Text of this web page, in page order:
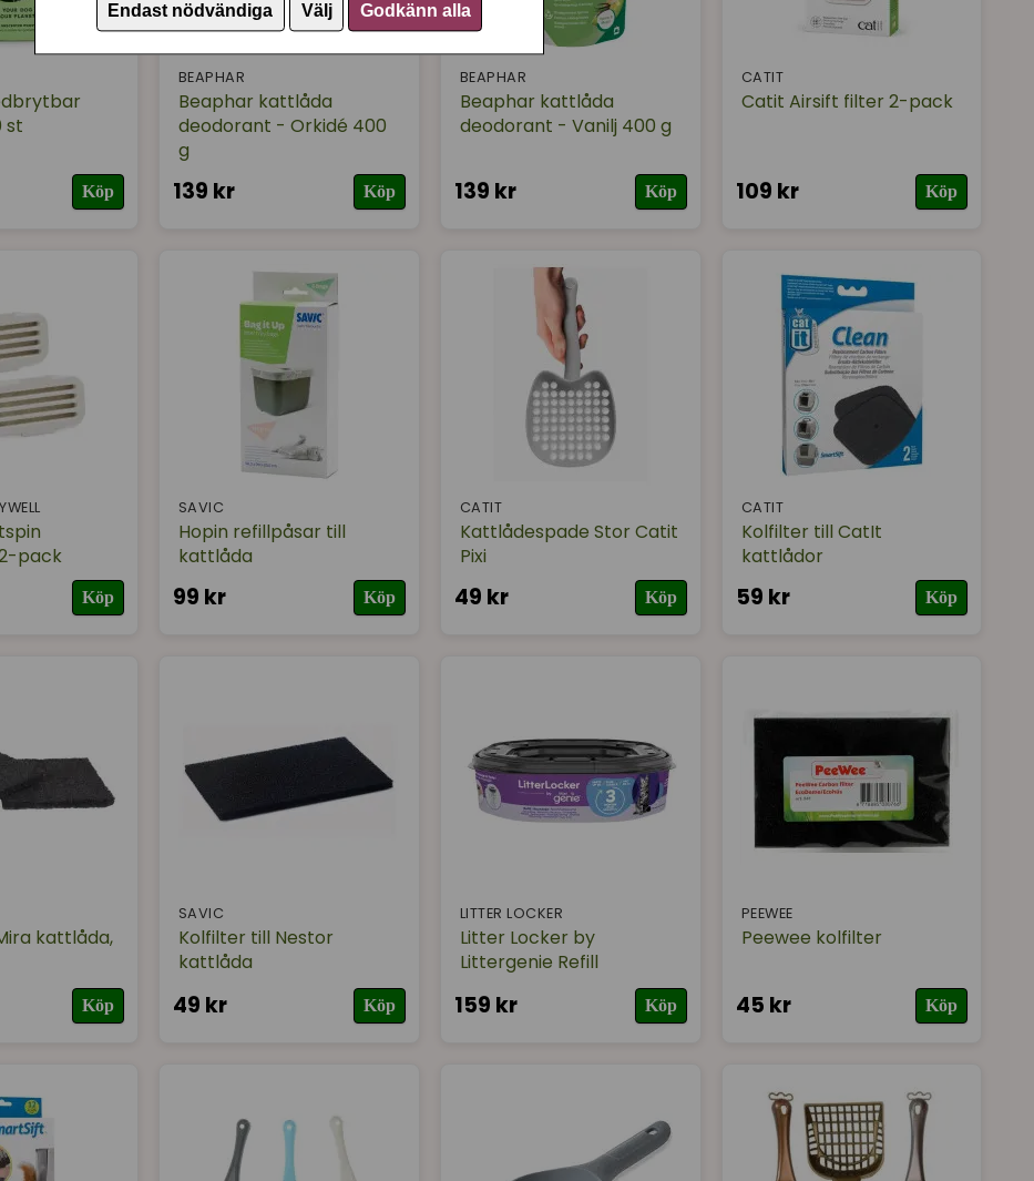
Endast nödvändiga Välj Godkänn alla
st
Köp
BEAPHAR
Beaphar kattlåda
deodorant - Orkidé 400
g
139 kr Köp
BEAPHAR
Beaphar kattlåda
deodorant - Vanilj 400 g
139 kr Köp
CATIT
Catit Airsift filter 2-pack
109 kr Köp
pack
Köp
SAVIC
Hopin refillpåsar till
kattlåda
99 kr Köp
CATIT
Kattlådespade Stor Catit
Pixi
49 kr Köp
CATIT
Kolfilter till CatIt
kattlådor
59 kr Köp
kattlåda,
Köp
SAVIC
Kolfilter till Nestor
kattlåda
49 kr Köp
LITTER LOCKER
Litter Locker by
Littergenie Refill
159 kr Köp
PEEWEE
Peewee kolfilter
45 kr Köp